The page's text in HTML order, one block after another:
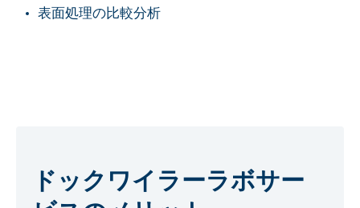
表面処理の比較分析
ドックワイラーラボサー